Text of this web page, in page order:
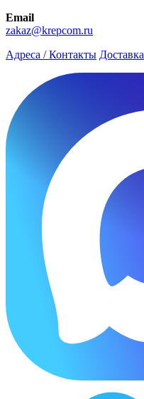
Email
zakaz@krepcom.ru
Адреса / Контакты Доставка